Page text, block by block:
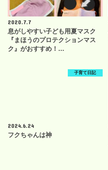
2020.7.7
息がしやすい子ども用夏マスク
『まほうのプロテクションマス
ク』がおすすめ！…
子育て日記
2024.6.24
フクちゃんは神